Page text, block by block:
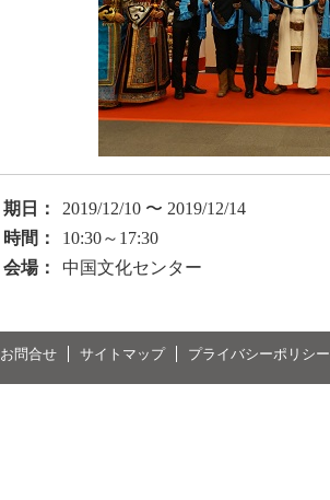
期日：
2019/12/10 〜 2019/12/14
時間：
10:30～17:30
会場：
中国文化センター
お問合せ サイトマップ プライバシーポリシー